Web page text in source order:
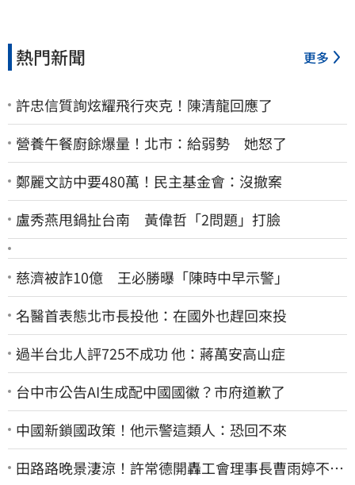
熱門新聞 更多
許忠信質詢炫耀飛行夾克！陳清龍回應了
營養午餐廚餘爆量！北市：給弱勢 她怒了
鄭麗文訪中要480萬！民主基金會：沒撤案
盧秀燕甩鍋扯台南 黃偉哲「2問題」打臉
慈濟被詐10億 王必勝曝「陳時中早示警」
名醫首表態北市長投他：在國外也趕回來投
過半台北人評725不成功 他：蔣萬安高山症
台中市公告AI生成配中國國徽？市府道歉了
中國新鎖國政策！他示警這類人：恐回不來
田路路晚景淒涼！許常德開轟工會理事長曹雨婷不忍